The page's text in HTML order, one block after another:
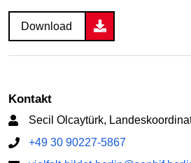
Download
Kontakt
Secil Olcaytürk,
+49 30 90227-5867